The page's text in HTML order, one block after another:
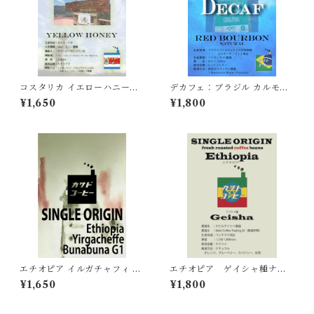
コスタリカ イエローハニー
【甘味 、トロミ、微酸味】15
0g~
¥1,650
デカフェ：ブラジル カルモ・
デ・ミナス レッドブルボン
【コク まろやか】150ｇ~
¥1,800
エチオピア イルガチャフィ ブ
ナブナ ナチュラル【超モカフ
レーバー ,苺ジャム 紅茶 】15
¥1,650
エチオピア ゲイシャ種ナチ
ュラル【ベリー、お花、紅
茶】150ｇ~
¥1,800